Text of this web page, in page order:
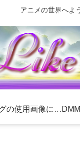
アニメの世界へよ
当ブログの使用画像について